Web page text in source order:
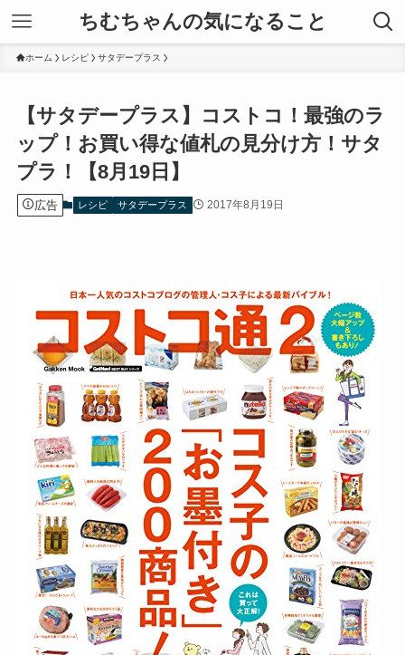
ちむちゃんの気になること
ホーム レシピ サタデープラス
【サタデープラス】コストコ！最強のラ
ップ！お買い得な値札の見分け方！サタ
プラ！【8月19日】
広告 レシピ サタデープラス 2017年8月19日